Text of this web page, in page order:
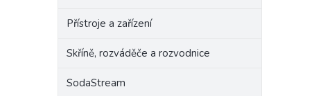
Přístroje a zařízení
Skříně, rozváděče a rozvodnice
SodaStream